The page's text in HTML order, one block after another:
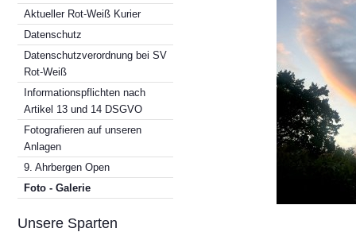
Aktueller Rot-Weiß Kurier
Datenschutz
Datenschutzverordnung bei SV
Rot-Weiß
Informationspflichten nach
Artikel 13 und 14 DSGVO
Fotografieren auf unseren
Anlagen
9. Ahrbergen Open
Foto - Galerie
Unsere Sparten